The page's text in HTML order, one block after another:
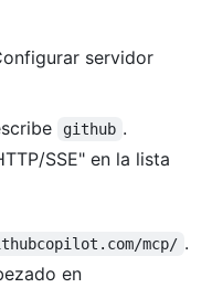
servidor
github .
SSE" en la lista
mcp/ .
en